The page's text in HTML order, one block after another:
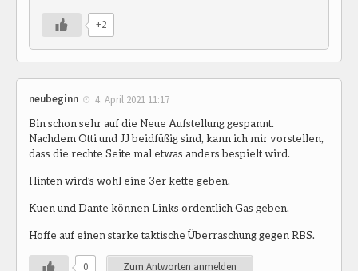
+2
neubeginn 4. April 2021 11:17
Bin schon sehr auf die Neue Aufstellung gespannt.
Nachdem Otti und JJ beidfüßig sind, kann ich mir vorstellen,
dass die rechte Seite mal etwas anders bespielt wird.
Hinten wird’s wohl eine 3er kette geben.
Kuen und Dante können Links ordentlich Gas geben.
Hoffe auf einen starke taktische Überraschung gegen RBS.
0 Zum Antworten anmelden